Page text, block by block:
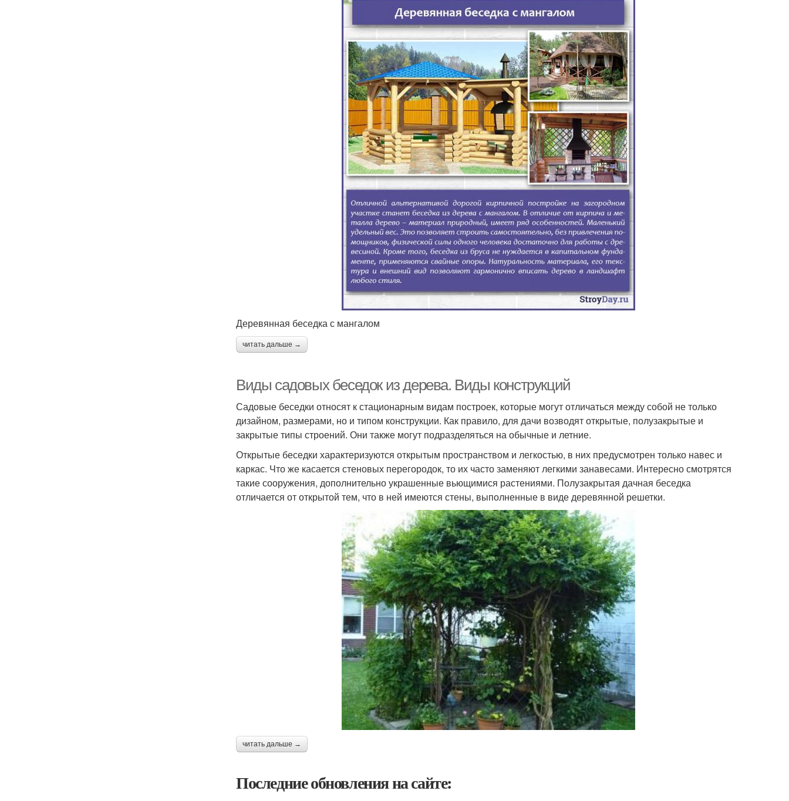
Деревянная беседка с мангалом
читать дальше →
Виды садовых беседок из дерева. Виды конструкций
Садовые беседки относят к стационарным видам построек, которые могут отличаться между собой не только
дизайном, размерами, но и типом конструкции. Как правило, для дачи возводят открытые, полузакрытые и
закрытые типы строений. Они также могут подразделяться на обычные и летние.
Открытые беседки характеризуются открытым пространством и легкостью, в них предусмотрен только навес и
каркас. Что же касается стеновых перегородок, то их часто заменяют легкими занавесами. Интересно смотрятся
такие сооружения, дополнительно украшенные вьющимися растениями. Полузакрытая дачная беседка
отличается от открытой тем, что в ней имеются стены, выполненные в виде деревянной решетки.
читать дальше →
Последние обновления на сайте: